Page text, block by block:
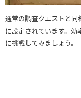
通常の調査クエストと同
に設定されています。効
に挑戦してみましょう。